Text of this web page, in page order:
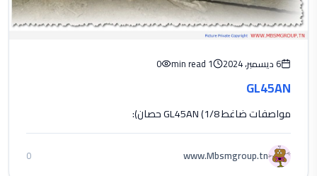
6 ديسمبر، 2024 1 min read
0
GL45AN
مواصفات ضاغط GL45AN (1/8 حصان):
www.Mbsmgroup.tn
0